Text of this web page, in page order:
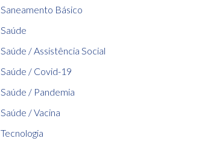
Saneamento Básico
Saúde
Saúde / Assistência Social
Saúde / Covid-19
Saúde / Pandemia
Saúde / Vacina
Tecnologia